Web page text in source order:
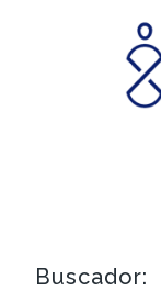
Buscador: